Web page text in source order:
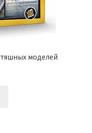
моделей